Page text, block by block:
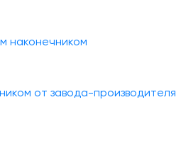
наконечником
от завода-производителя